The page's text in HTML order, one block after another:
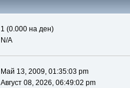
1 (0.000 на ден)
N/A
Май 13, 2009, 01:35:03 pm
Август 08, 2026, 06:49:02 pm